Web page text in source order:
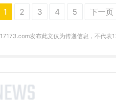
1 2 3 4 5 下一页
17173.com发布此文仅为传递信息，不代表